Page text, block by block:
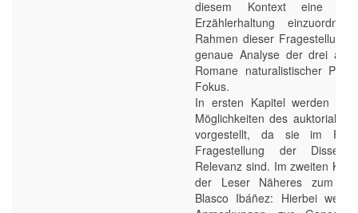
diesem Kontext eine
Erzählerhaltung
Rahmen dieser Fragestellung
genaue Analyse der drei
Romane naturalistischer
Fokus.
In ersten Kapitel werden
Möglichkeiten des auktorialen
vorgestellt, da sie im
Fragestellung der
Relevanz sind. Im zweiten
der Leser Näheres zum
Blasco Ibáñez: Hierbei